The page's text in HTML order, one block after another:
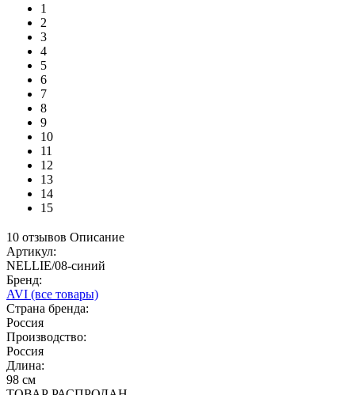
1
2
3
4
5
6
7
8
9
10
11
12
13
14
15
10 отзывов Описание
Артикул:
NELLIE/08-синий
Бренд:
AVI (все товары)
Страна бренда:
Россия
Производство:
Россия
Длина:
98 см